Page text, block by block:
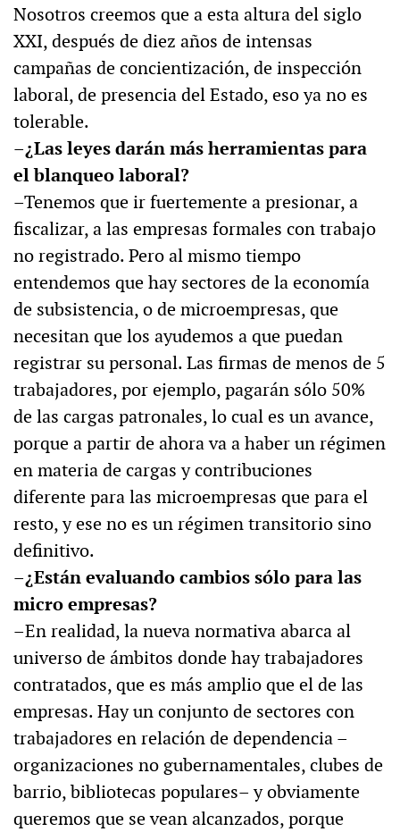
Nosotros creemos que a esta altura del siglo
XXI, después de diez años de intensas
campañas de concientización, de inspección
laboral, de presencia del Estado, eso ya no es
tolerable.
–¿Las leyes darán más herramientas para
el blanqueo laboral?
–Tenemos que ir fuertemente a presionar, a
fiscalizar, a las empresas formales con trabajo
no registrado. Pero al mismo tiempo
entendemos que hay sectores de la economía
de subsistencia, o de microempresas, que
necesitan que los ayudemos a que puedan
registrar su personal. Las firmas de menos de 5
trabajadores, por ejemplo, pagarán sólo 50%
de las cargas patronales, lo cual es un avance,
porque a partir de ahora va a haber un régimen
en materia de cargas y contribuciones
diferente para las microempresas que para el
resto, y ese no es un régimen transitorio sino
definitivo.
–¿Están evaluando cambios sólo para las
micro empresas?
–En realidad, la nueva normativa abarca al
universo de ámbitos donde hay trabajadores
contratados, que es más amplio que el de las
empresas. Hay un conjunto de sectores con
trabajadores en relación de dependencia –
organizaciones no gubernamentales, clubes de
barrio, bibliotecas populares– y obviamente
queremos que se vean alcanzados, porque